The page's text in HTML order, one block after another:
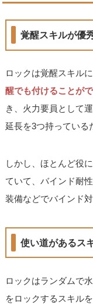
覚醒スキルが優
ロックは覚醒スキルに
醒でも付けることが
き、火力要員として
延長を3つ持っている
しかし、ほとんど役
ていて、バインド耐
装備などでバインド
使い道があるス
ロックはランダムで
をロックするスキル